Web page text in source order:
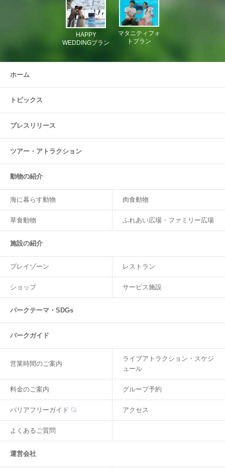
HAPPY
WEDDINGプラン
マタニティフォ
トプラン
ホーム
トピックス
プレスリリース
ツアー・ アトラクション
動物の紹介
海に暮らす動物 肉食動物
草食動物 ふれあい広場・ファミリー広場
施設の紹介
プレイゾーン レストラン
ショップ サービス施設
パークテーマ・SDGs
パークガイド
営業時間のご案内
ライブアトラクション・スケジ
ュール
料金のご案内 グループ予約
バリアフリーガイド アクセス
よくあるご質問
運営会社